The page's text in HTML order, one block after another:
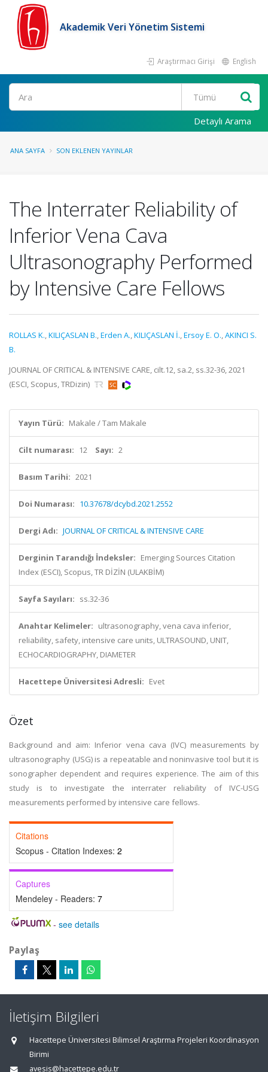
Akademik Veri Yönetim Sistemi
Araştırmacı Girişi English
Ara
Detaylı Arama
ANA SAYFA SON EKLENEN YAYINLAR
The Interrater Reliability of
Inferior Vena Cava
Ultrasonography Performed
by Intensive Care Fellows
ROLLAS K.,KILIÇASLAN B.,Erden A.,KILIÇASLAN İ.,Ersoy E. O.,AKINCI S.
B.
JOURNAL OF CRITICAL & INTENSIVE CARE, cilt.12, sa.2, ss.32-36, 2021
(ESCI, Scopus, TRDizin)
Yayın Türü: Makale / Tam Makale
Cilt numarası: 12 Sayı: 2
Basım Tarihi: 2021
Doi Numarası: 10.37678/dcybd.2021.2552
Dergi Adı: JOURNAL OF CRITICAL & INTENSIVE CARE
Derginin Tarandığı İndeksler: Emerging Sources Citation
Index (ESCI), Scopus, TR DİZİN (ULAKBİM)
Sayfa Sayıları: ss.32-36
Anahtar Kelimeler: ultrasonography, vena cava inferior,
reliability, safety, intensive care units, ULTRASOUND, UNIT,
ECHOCARDIOGRAPHY, DIAMETER
Hacettepe Üniversitesi Adresli: Evet
Özet
Background and aim: Inferior vena cava (IVC) measurements by
ultrasonography (USG) is a repeatable and noninvasive tool but it is
sonographer dependent and requires experience. The aim of this
study is to investigate the interrater reliability of IVC-USG
measurements performed by intensive care fellows.
Citations
Scopus - Citation Indexes: 2
Captures
Mendeley - Readers: 7
- see details
Paylaş
İletişim Bilgileri
Hacettepe Üniversitesi Bilimsel Araştırma Projeleri Koordinasyon
Birimi
avesis@hacettepe.edu.tr